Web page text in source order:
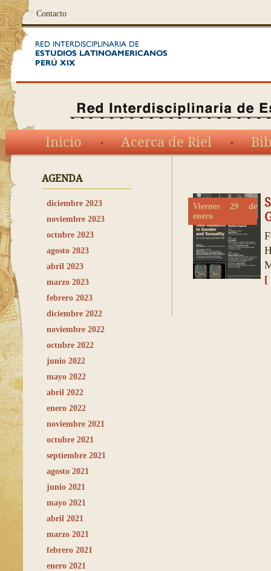
Contacto
Inicio Acerca de Riel
AGENDA
diciembre 2023
noviembre 2023
octubre 2023
agosto 2023
abril 2023
marzo 2023
febrero 2023
diciembre 2022
noviembre 2022
octubre 2022
junio 2022
mayo 2022
abril 2022
enero 2022
noviembre 2021
octubre 2021
septiembre 2021
agosto 2021
junio 2021
mayo 2021
abril 2021
marzo 2021
febrero 2021
enero 2021
Viernes 29 de
enero
[